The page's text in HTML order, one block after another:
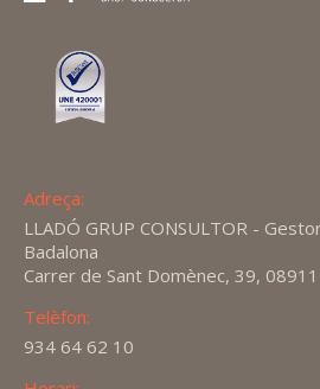
Adreça:
LLADÓ GRUP CONSULTOR -
Badalona
Carrer de Sant Domènec, 39,
Telèfon:
934 64 62 10